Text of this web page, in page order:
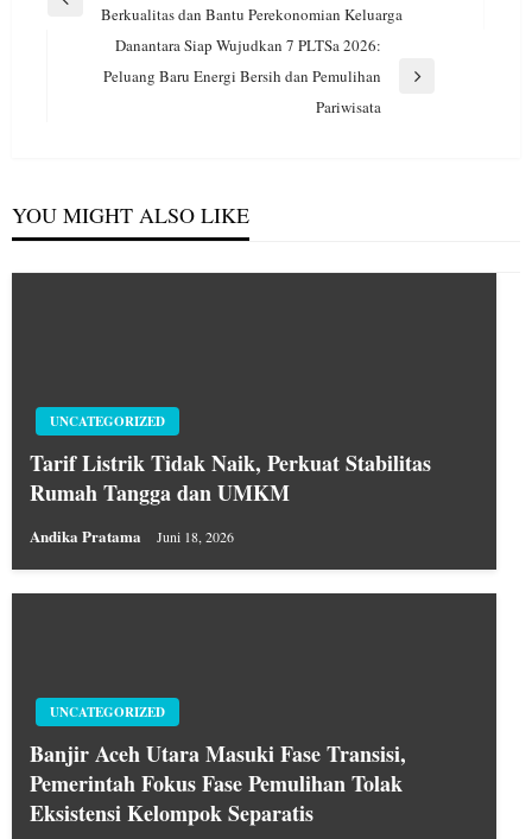
PreviousBerkualitas dan Bantu Perekonomian Keluarga
Danantara Siap Wujudkan 7 PLTSa 2026:
Peluang Baru Energi Bersih dan Pemulihan
Pariwisata
YOU MIGHT ALSO LIKE
UNCATEGORIZED
Tarif Listrik Tidak Naik, Perkuat Stabilitas
Rumah Tangga dan UMKM
Andika Pratama Juni 18, 2026
UNCATEGORIZED
Banjir Aceh Utara Masuki Fase Transisi,
Pemerintah Fokus Fase Pemulihan Tolak
Eksistensi Kelompok Separatis